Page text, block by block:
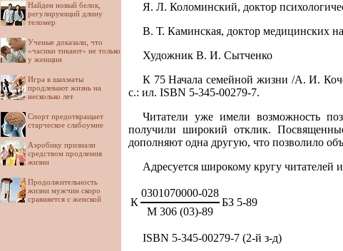
Найден новый белок,
регулирующий длину
теломер
Ученые доказали, что
«часики тикают» не только
у женщин
Игра в шахматы
продлевают жизнь на
несколько лет
Спорт предотвращает
старческое слабоумие
Аэробику признали
средством продления
жизни
Продолжительность
жизни мужчин скоро
сравняется с женской
Я. Л. Коломинский, доктор
В. Т. Каминская, доктор медицинских
Художник В. И. Сытченко
К 75 Начала семейной жизни /А. И.
с.: ил. ISBN 5-345-00279-7.
Читатели уже имели возможность
получили широкий отклик.
дополняют одна другую, что позволило
Адресуется широкому кругу читателей
К
0301070000-028
БЗ 5-89
М 306 (03)-89
ISBN 5-345-00279-7 (2-й з-д)